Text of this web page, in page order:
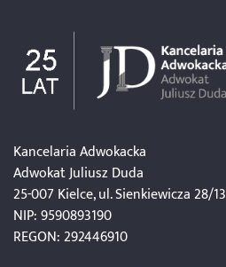
Kancelaria Adwokacka
Adwokat Juliusz Duda
25-007 Kielce, ul. Sienkiewicza 28/13
NIP: 9590893190
REGON: 292446910